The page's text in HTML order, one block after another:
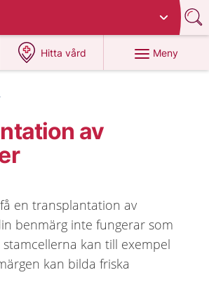
region
Hitta vård
på 1177.se
Meny
av
en transplantation av
benmärg inte fungerar som
stamcellerna kan till exempel
kan bilda friska